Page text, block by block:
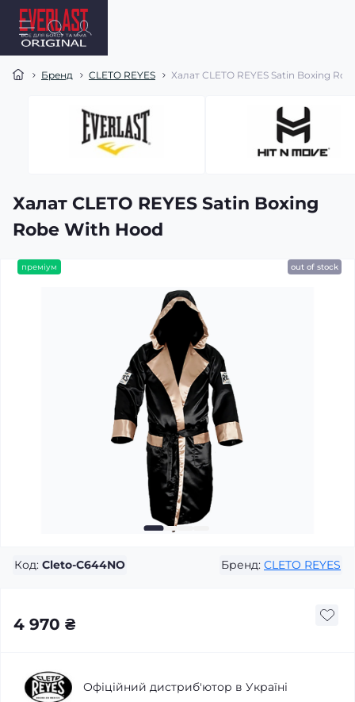
Бренд CLETO REYES Халат CLETO REYES Satin Boxing
Халат CLETO REYES Satin Boxing
Robe With Hood
преміум out of stock
Код: Cleto-C644NO Бренд: CLETO REYES
4 970 ₴
Офіційний дистриб'ютор в Україні